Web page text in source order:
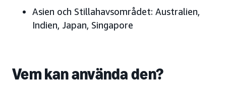
Asien och Stillahavsområdet: Australien,
Indien, Japan, Singapore
Vem kan använda den?